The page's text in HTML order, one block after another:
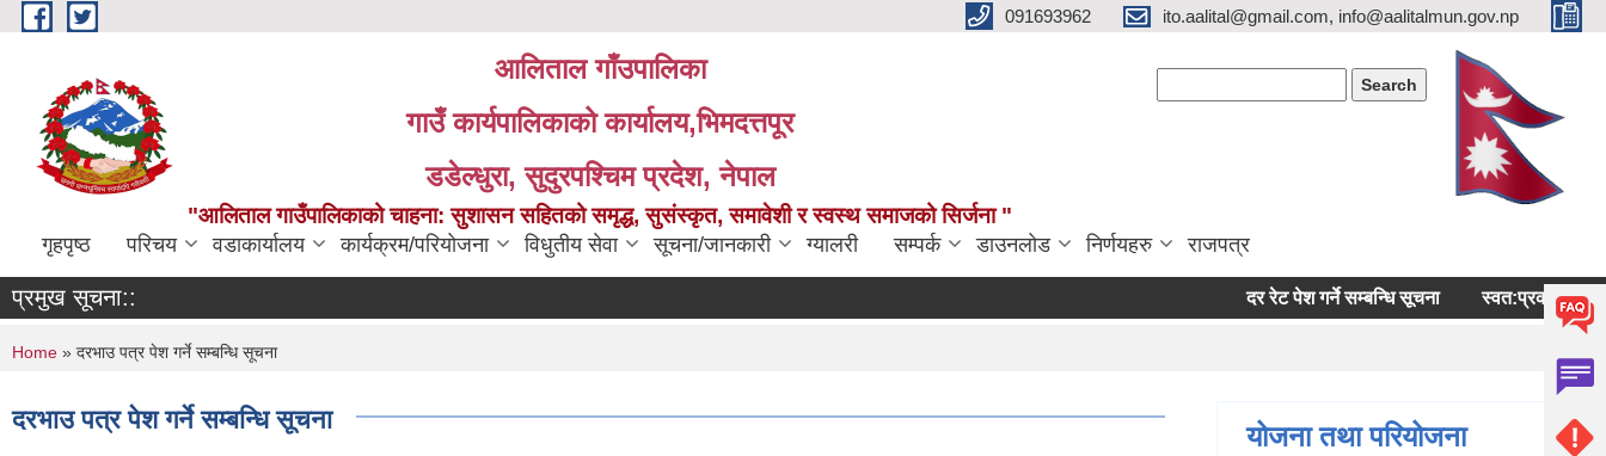
Skip to main content 091693962 ito.aalital@gmail.com, info@aalitalmun.gov.np
आलिताल गाँउपालिका
गाउँ कार्यपालिकाको कार्यालय,भिमदत्तपूर
डडेल्धुरा, सुदुरपश्चिम प्रदेश, नेपाल
"आलिताल गाउँपालिकाको चाहना: सुशासन सहितको समृद्ध, सुसंस्कृत, समावेशी र स्वस्थ समाजको सिर्जना "
गृहपृष्ठ परिचय वडाकार्यालय कार्यक्रम/परियोजना विधुतीय सेवा सूचना/जानकारी ग्यालरी सम्पर्क डाउनलोड निर्णयहरु राजपत्र
प्रमुख सूचना:: दर रेट पेश गर्ने सम्बन्धि सूचना स्वत:प्रकासन (बैशाख-
You are here
Home » दरभाउ पत्र पेश गर्ने सम्बन्धि सूचना
दरभाउ पत्र पेश गर्ने सम्बन्धि सूचना
योजना तथा परियोजना